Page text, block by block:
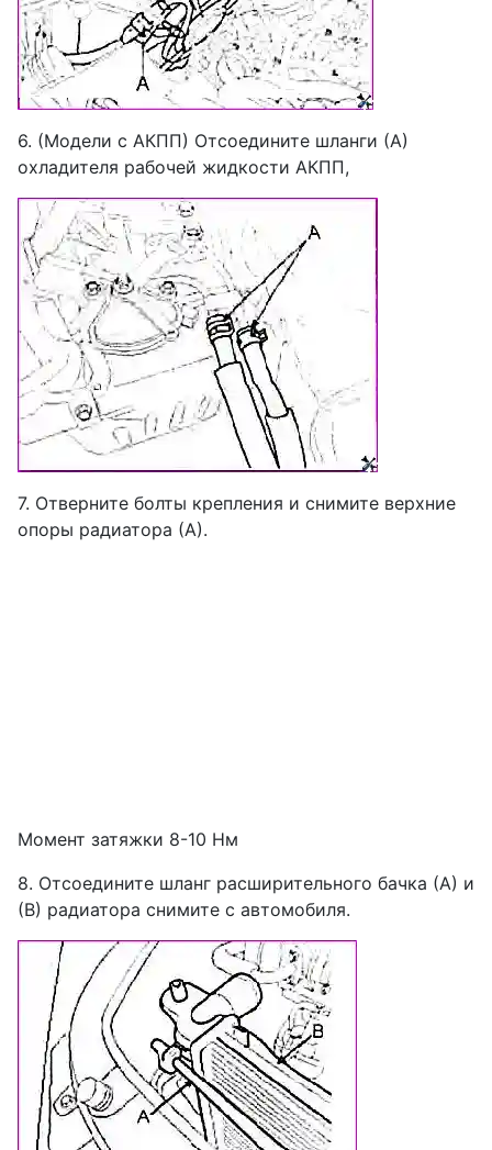
6. (Модели с АКПП) Отсоедините шланги (А)
охладителя рабочей жидкости АКПП,
7. Отверните болты крепления и снимите верхние
опоры радиатора (А).
Момент затяжки 8-10 Нм
8. Отсоедините шланг расширительного бачка (А) и
(В) радиатора снимите с автомобиля.